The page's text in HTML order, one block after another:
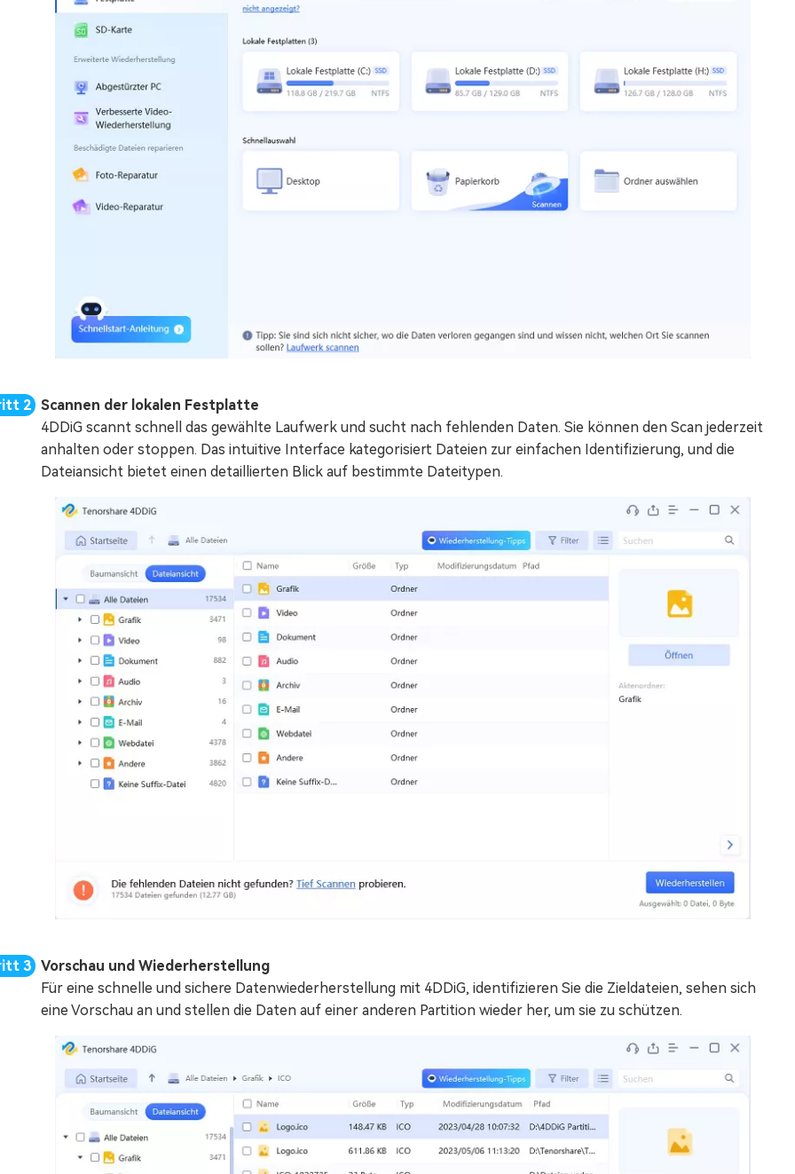
Scannen der lokalen Festplatte
4DDiG scannt schnell das gewählte Laufwerk und sucht nach fehlenden Daten. Sie können den Scan jederzeit
anhalten oder stoppen. Das intuitive Interface kategorisiert Dateien zur einfachen Identifizierung, und die
Dateiansicht bietet einen detaillierten Blick auf bestimmte Dateitypen.
Vorschau und Wiederherstellung
Für eine schnelle und sichere Datenwiederherstellung mit 4DDiG, identifizieren Sie die Zieldateien, sehen sich
eine Vorschau an und stellen die Daten auf einer anderen Partition wieder her, um sie zu schützen.